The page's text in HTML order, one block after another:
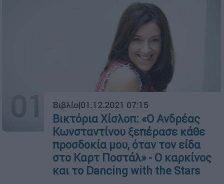
Βιβλίο|01.12.2021 07:15
Βικτόρια Χίσλοπ: «Ο Ανδρέας
Κωνσταντίνου ξεπέρασε κάθε
προσδοκία μου, όταν τον είδα
στο Καρτ Ποστάλ» - Ο καρκίνος
και το Dancing with the Stars